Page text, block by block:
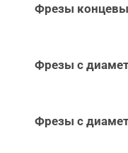
Фрезы
Фрезы с
Фрезы с